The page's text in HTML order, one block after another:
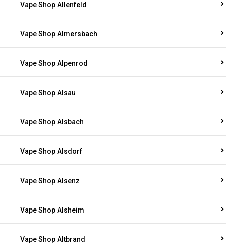
Vape Shop Allenfeld
Vape Shop Almersbach
Vape Shop Alpenrod
Vape Shop Alsau
Vape Shop Alsbach
Vape Shop Alsdorf
Vape Shop Alsenz
Vape Shop Alsheim
Vape Shop Altbrand